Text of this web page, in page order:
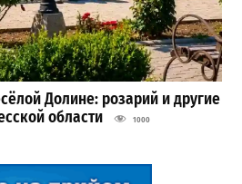
Долине: розарий и другие
области
1000